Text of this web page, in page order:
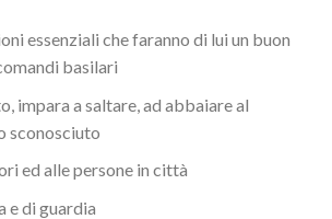
essenziali che faranno di lui un buon
basilari
impara a saltare, ad abbaiare al
sconosciuto
ed alle persone in città
e di guardia